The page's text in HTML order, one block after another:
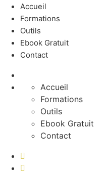
Accueil
Formations
Outils
Ebook Gratuit
Contact
Accueil
Formations
Outils
Ebook Gratuit
Contact